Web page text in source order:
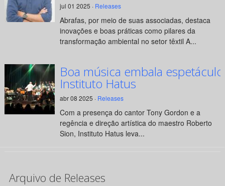
jul 01 2025 · Releases
Abrafas, por meio de suas associadas, destaca
inovações e boas práticas como pilares da
transformação ambiental no setor têxtil A...
Boa música embala
Instituto Hatus
abr 08 2025 · Releases
Com a presença do cantor Tony Gordon e a
regência e direção artística do maestro Roberto
Sion, Instituto Hatus leva...
Arquivo de Releases